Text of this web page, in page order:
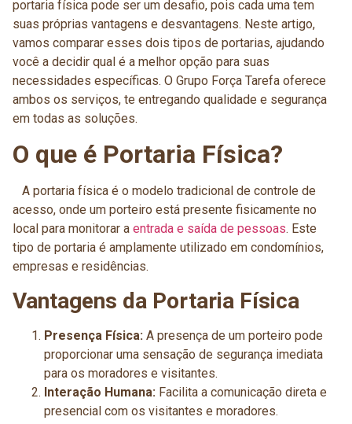
portaria física pode ser um desafio, pois cada uma tem
suas próprias vantagens e desvantagens. Neste artigo,
vamos comparar esses dois tipos de portarias, ajudando
você a decidir qual é a melhor opção para suas
necessidades específicas. O Grupo Força Tarefa oferece
ambos os serviços, te entregando qualidade e segurança
em todas as soluções.
O que é Portaria Física?
A portaria física é o modelo tradicional de controle de
acesso, onde um porteiro está presente fisicamente no
local para monitorar a entrada e saída de pessoas. Este
tipo de portaria é amplamente utilizado em condomínios,
empresas e residências.
Vantagens da Portaria Física
Presença Física: A presença de um porteiro pode
proporcionar uma sensação de segurança imediata
para os moradores e visitantes.
Interação Humana: Facilita a comunicação direta e
presencial com os visitantes e moradores.